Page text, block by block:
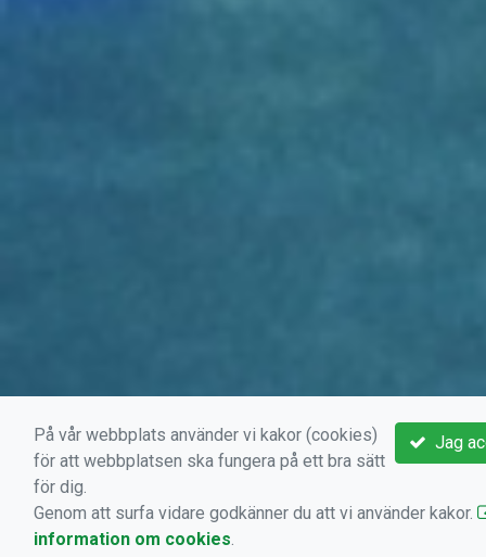
Jag
På vår webbplats använder vi kakor (cookies)
för att webbplatsen ska fungera på ett bra sätt
för dig.
Genom att surfa vidare godkänner du att vi använder kakor.
information om cookies.